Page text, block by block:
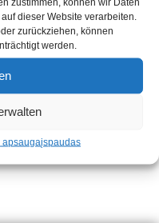
dieser Website verarbeiten.
zurückziehen, können
werden.
apsaugaįspaudas
eröffnen und
. *